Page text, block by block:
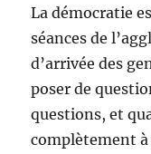
La démocratie
séances de
d’arrivée des
poser de
questions, et
complètement à